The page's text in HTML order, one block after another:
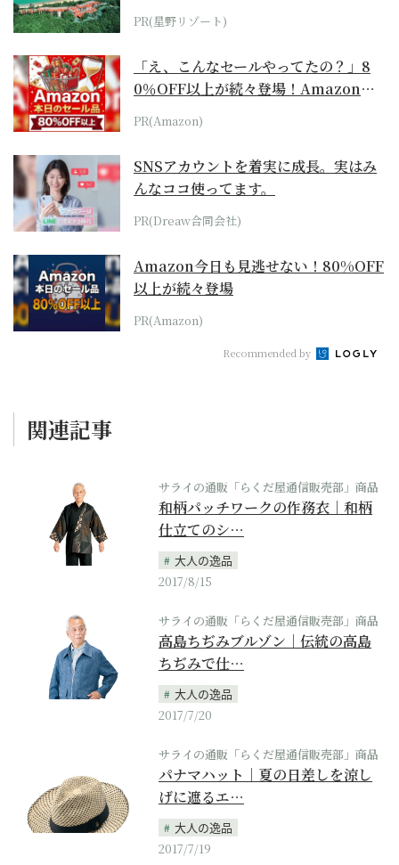
ホテル by...
PR(星野リゾート)
「え、こんなセールやってたの？」8
0％OFF以上が続々登場！Amazonの
本気が...
PR(Amazon)
SNSアカウントを着実に成長。実はみ
んなココ使ってます。
PR(Dreaw合同会社)
Amazon今日も見逃せない！80%OFF
以上が続々登場
PR(Amazon)
Recommended by
関連記事
サライの通販「らくだ屋通信販売部」商品
和柄パッチワークの作務衣｜和柄
仕立てのシ…
大人の逸品
2017/8/15
サライの通販「らくだ屋通信販売部」商品
高島ちぢみブルゾン｜伝統の高島
ちぢみで仕…
大人の逸品
2017/7/20
サライの通販「らくだ屋通信販売部」商品
パナマハット｜夏の日差しを涼し
げに遮るエ…
大人の逸品
2017/7/19